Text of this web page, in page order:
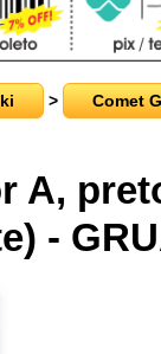
> Comet
A,
-